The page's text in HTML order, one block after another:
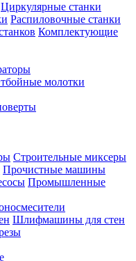
Циркулярные станки
Распиловочные станки
Комплектующие
молотки
Строительные миксеры
Прочистные машины
Промышленные
Шлифмашины для стен